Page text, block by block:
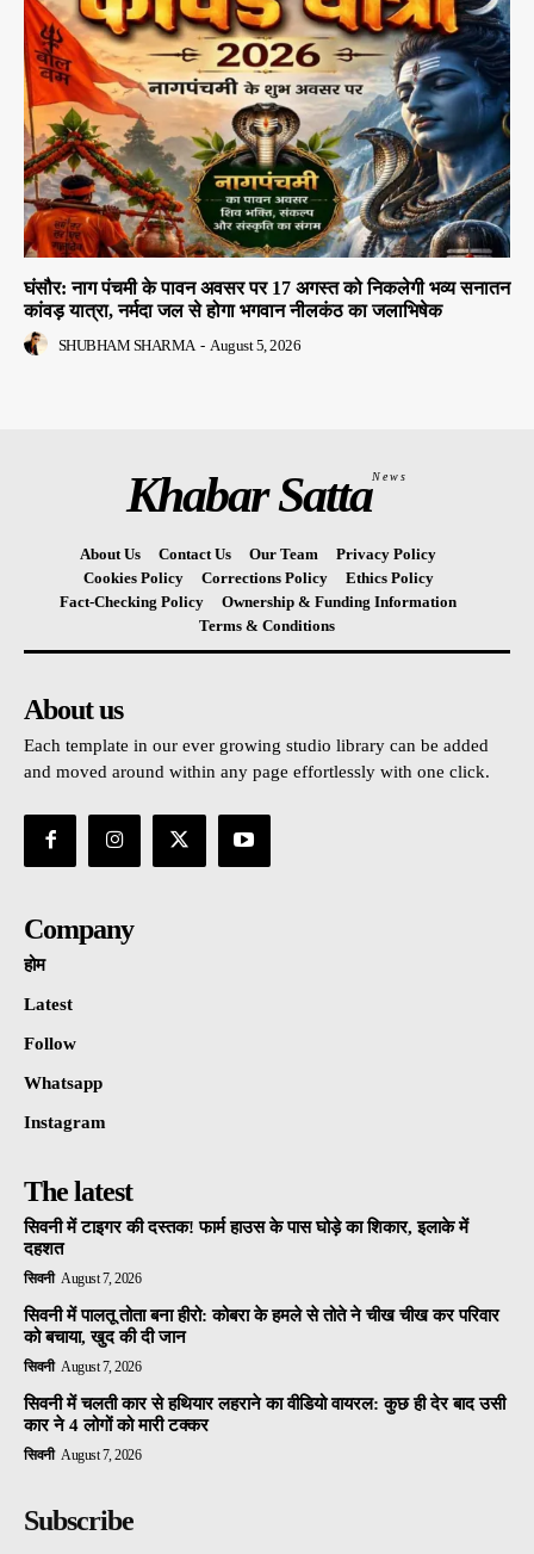
घंसौर: नाग पंचमी के पावन अवसर पर 17 अगस्त को निकलेगी भव्य सनातन
कांवड़ यात्रा, नर्मदा जल से होगा भगवान नीलकंठ का जलाभिषेक
SHUBHAM SHARMA - August 5, 2026
Khabar SattaNews
About Us Contact Us Our Team
Privacy Policy
Cookies Policy
Corrections Policy
Ethics Policy
Fact-Checking Policy
Ownership & Funding Information
Terms & Conditions
About us
Each template in our ever growing studio library can be added
and moved around within any page effortlessly with one click.
Company
होम
Latest
Follow
Whatsapp
Instagram
The latest
सिवनी में टाइगर की दस्तक! फार्म हाउस के पास घोड़े का शिकार, इलाके में
दहशत
सिवनी August 7, 2026
सिवनी में पालतू तोता बना हीरो: कोबरा के हमले से तोते ने चीख चीख कर परिवार
को बचाया, खुद की दी जान
सिवनी August 7, 2026
सिवनी में चलती कार से हथियार लहराने का वीडियो वायरल: कुछ ही देर बाद उसी
कार ने 4 लोगों को मारी टक्कर
सिवनी August 7, 2026
Subscribe